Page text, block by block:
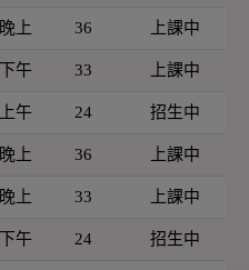
晚上 36 上課中
下午 33 上課中
上午 24 招生中
晚上 36 上課中
晚上 33 上課中
下午 24 招生中